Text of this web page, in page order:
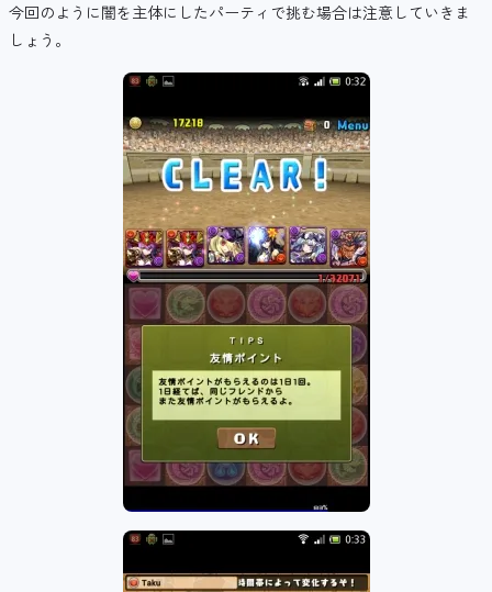
今回のように闇を主体にしたパーティで挑む場合は注意していきま
しょう。